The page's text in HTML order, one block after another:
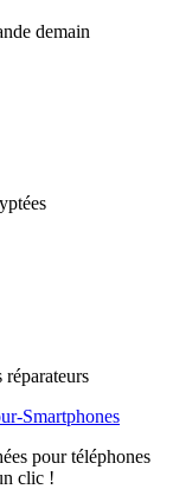
demain
pour téléphones
clic !